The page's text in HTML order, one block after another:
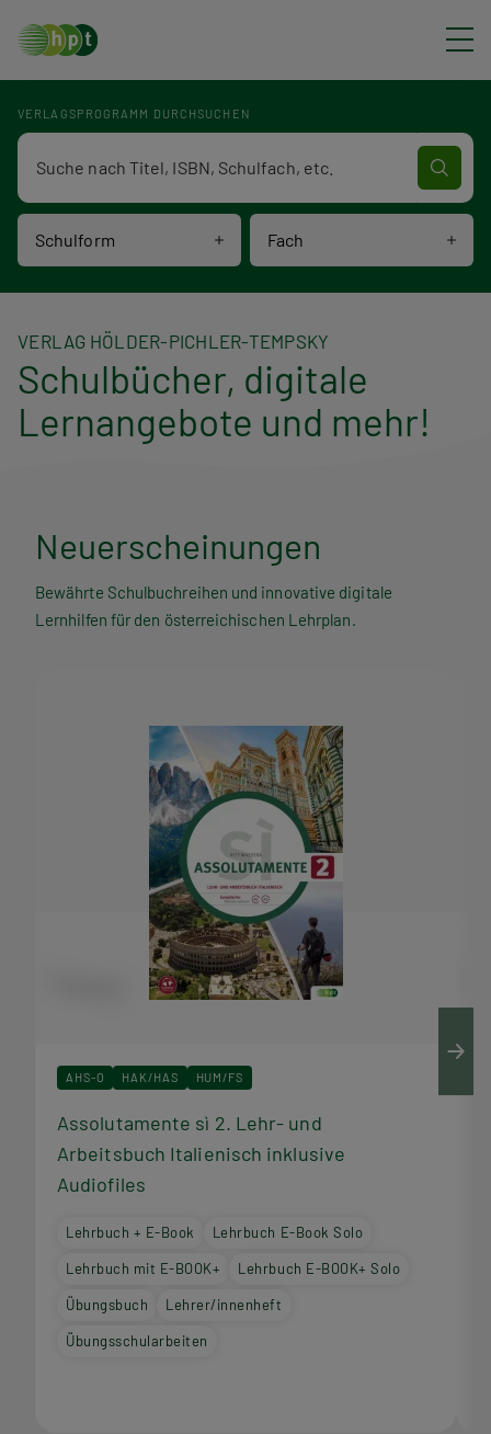
VERLAGSPROGRAMM DURCHSUCHEN
Schulform Fach
Verlagsprogramm Volltextsuche
VERLAG HÖLDER-PICHLER-TEMPSKY
Schulbücher, digitale
Lernangebote und mehr!
Neuerscheinungen
Bewährte Schulbuchreihen und innovative digitale
Lernhilfen für den österreichischen Lehrplan.
AHS-O HAK/HAS HUM/FS
Assolutamente sì 2. Lehr- und
Arbeitsbuch Italienisch inklusive
Audiofiles
Lehrbuch + E-Book Lehrbuch E-Book Solo
Lehrbuch mit E-BOOK+ Lehrbuch E-BOOK+ Solo
Übungsbuch Lehrer/innenheft
Übungsschularbeiten